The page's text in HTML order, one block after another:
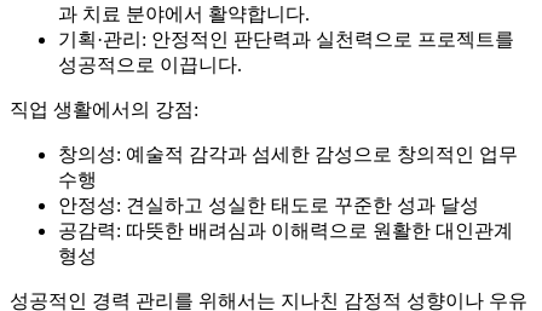
과 치료 분야에서 활약합니다.
기획·관리: 안정적인 판단력과 실천력으로 프로젝트를
성공적으로 이끕니다.
직업 생활에서의 강점:
창의성: 예술적 감각과 섬세한 감성으로 창의적인 업무
수행
안정성: 견실하고 성실한 태도로 꾸준한 성과 달성
공감력: 따뜻한 배려심과 이해력으로 원활한 대인관계
형성
성공적인 경력 관리를 위해서는 지나친 감정적 성향이나 우유